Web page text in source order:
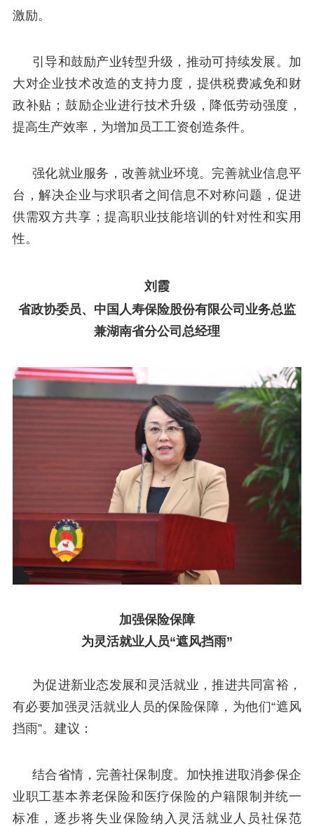
激励。
引导和鼓励产业转型升级，推动可持续发展。加
大对企业技术改造的支持力度，提供税费减免和财
政补贴；鼓励企业进行技术升级，降低劳动强度，
提高生产效率，为增加员工工资创造条件。
强化就业服务，改善就业环境。完善就业信息平
台，解决企业与求职者之间信息不对称问题，促进
供需双方共享；提高职业技能培训的针对性和实用
性。
刘霞
省政协委员、中国人寿保险股份有限公司业务总监
兼湖南省分公司总经理
加强保险保障
为灵活就业人员“遮风挡雨”
为促进新业态发展和灵活就业，推进共同富裕，
有必要加强灵活就业人员的保险保障，为他们“遮风
挡雨”。建议：
结合省情，完善社保制度。加快推进取消参保企
业职工基本养老保险和医疗保险的户籍限制并统一
标准，逐步将失业保险纳入灵活就业人员社保范